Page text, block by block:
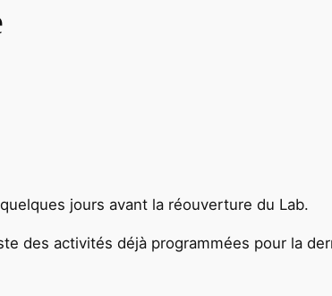
jours avant la réouverture du Lab.
des activités déjà programmées pour la